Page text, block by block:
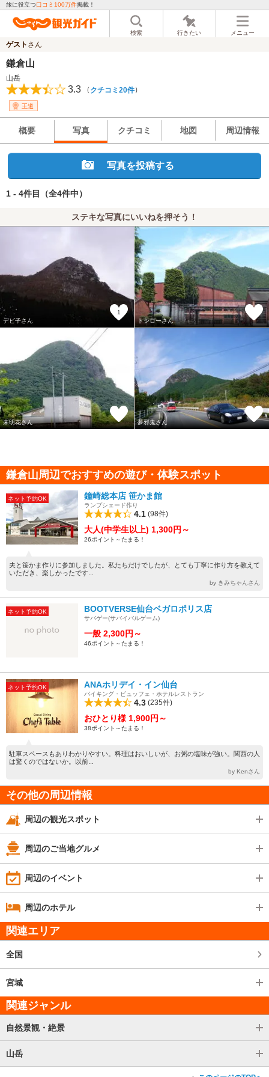
旅に役立つ口コミ100万件掲載！
検索 行きたい メニュー
ゲスト さん
鎌倉山
山岳
3.3 （ クチコミ20件）
王道
概要 写真 クチコミ 地図 周辺情報
写真を投稿する
1 - 4件目 （全4件中）
ステキな写真にいいねを押そう！
デビ子さん
1
トシローさん
未明花さん 夢邪鬼さん
鎌倉山周辺でおすすめの遊び・体験スポット
ネット予約OK 鐘崎総本店 笹かま館
ランプシェード作り
4.1 (98件)
大人(中学生以上) 1,300円～
26ポイント～たまる！
夫と笹かま作りに参加しました。私たちだけでしたが、とても丁寧に作り方を教えて
いただき、楽しかったです...
by きみちゃんさん
ネット予約OK BOOTVERSE仙台ベガロポリス店
サバゲー(サバイバルゲーム)
一般 2,300円～
46ポイント～たまる！
ネット予約OK ANAホリデイ・イン仙台
バイキング・ビュッフェ・ホテルレストラン
4.3 (235件)
おひとり様 1,900円～
38ポイント～たまる！
駐車スペースもありわかりやすい。料理はおいしいが、お粥の塩味が強い。関西の人
は驚くのではないか。以前...
by Kenさん
その他の周辺情報
周辺の観光スポット
周辺のご当地グルメ
周辺のイベント
周辺のホテル
関連エリア
全国
宮城
関連ジャンル
自然景観・絶景
山岳